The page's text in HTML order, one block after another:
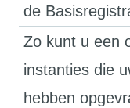
de
Zo kunt u een
instanties die
hebben